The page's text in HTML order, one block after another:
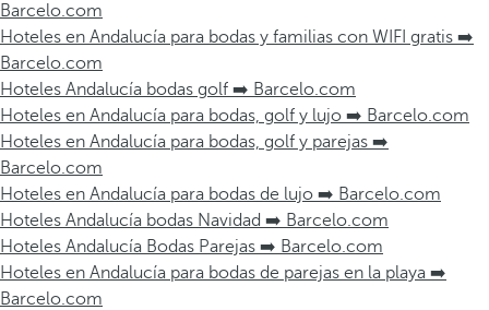
Barcelo.com
Hoteles en Andalucía para bodas y familias con WIFI gratis ➡️
Barcelo.com
Hoteles Andalucía bodas golf ➡️ Barcelo.com
Hoteles en Andalucía para bodas, golf y lujo ➡️ Barcelo.com
Hoteles en Andalucía para bodas, golf y parejas ➡️
Barcelo.com
Hoteles en Andalucía para bodas de lujo ➡️ Barcelo.com
Hoteles Andalucía bodas Navidad ➡️ Barcelo.com
Hoteles Andalucía Bodas Parejas ➡️ Barcelo.com
Hoteles en Andalucía para bodas de parejas en la playa ➡️
Barcelo.com